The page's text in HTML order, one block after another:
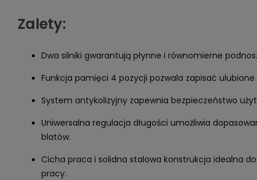
Zalety:
Dwa silniki gwarantują płynne i równomierne
Funkcja pamięci 4 pozycji pozwala zapisać
System antykolizyjny zapewnia bezpieczeństwo
Uniwersalna regulacja długości umożliwia
blatów.
Cicha praca i solidna stalowa konstrukcja idealna
pracy.